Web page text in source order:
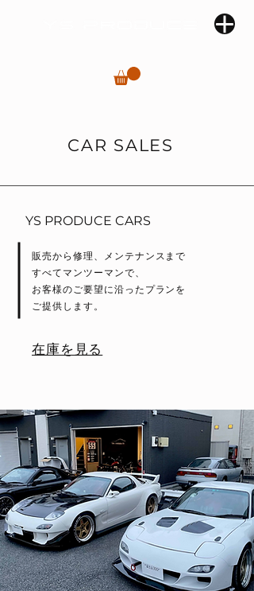
CAR SALES
YS PRODUCE CARS
販売から修理、メンテナンスまで
すべてマンツーマンで、
お客様のご要望に沿ったプランを
ご提供します。
在庫を見る